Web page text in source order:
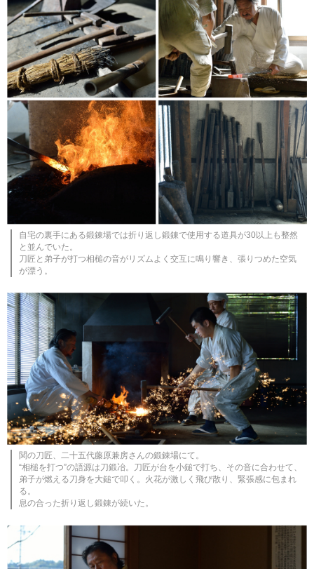
自宅の裏手にある鍛錬場では折り返し鍛錬で使用する道具が30以上も整然
と並んでいた。
刀匠と弟子が打つ相槌の音がリズムよく交互に鳴り響き、張りつめた空気
が漂う。
関の刀匠、二十五代藤原兼房さんの鍛錬場にて。
“相槌を打つ”の語源は刀鍛冶。刀匠が台を小鎚で打ち、その音に合わせて、
弟子が燃える刀身を大鎚で叩く。火花が激しく飛び散り、緊張感に包まれ
る。
息の合った折り返し鍛錬が続いた。